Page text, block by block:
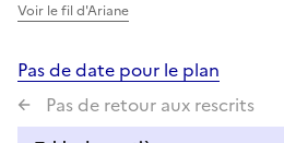
Voir le fil d'Ariane
Pas de date pour le plan
Pas de retour aux rescrits